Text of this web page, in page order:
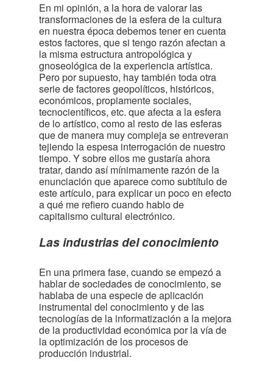
En mi opinión, a la hora de valorar las
transformaciones de la esfera de la cultura
en nuestra época debemos tener en cuenta
estos factores, que si tengo razón afectan a
la misma estructura antropológica y
gnoseológica de la experiencia artística.
Pero por supuesto, hay también toda otra
serie de factores geopolíticos, históricos,
económicos, propiamente sociales,
tecnocientíficos, etc. que afecta a la esfera
de lo artístico, como al resto de las esferas
que de manera muy compleja se entreveran
tejiendo la espesa interrogación de nuestro
tiempo. Y sobre ellos me gustaría ahora
tratar, dando así mínimamente razón de la
enunciación que aparece como subtítulo de
este artículo, para explicar un poco en efecto
a qué me refiero cuando hablo de
capitalismo cultural electrónico.
Las industrias del conocimiento
En una primera fase, cuando se empezó a
hablar de sociedades de conocimiento, se
hablaba de una especie de aplicación
instrumental del conocimiento y de las
tecnologías de la informatización a la mejora
de la productividad económica por la vía de
la optimización de los procesos de
producción industrial.